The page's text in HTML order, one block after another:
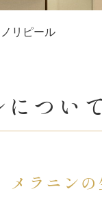
ノリピール
について
メラニン